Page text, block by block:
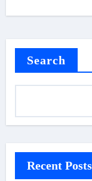
Search
Recent Posts